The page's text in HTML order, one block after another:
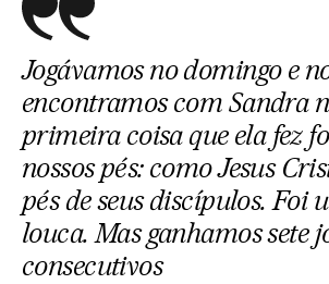
Jogávamos no domingo e
encontramos com Sandra
primeira coisa que ela fez
nossos pés: como Jesus
pés de seus discípulos. Foi
louca. Mas ganhamos sete
consecutivos